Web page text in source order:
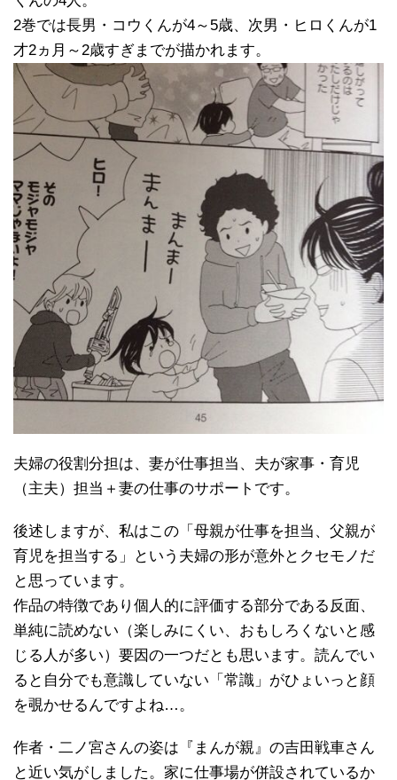
2巻では長男・コウくんが4～5歳、次男・ヒロくんが1
才2ヵ月～2歳すぎまでが描かれます。
夫婦の役割分担は、妻が仕事担当、夫が家事・育児
（主夫）担当＋妻の仕事のサポートです。
後述しますが、私はこの「母親が仕事を担当、父親が
育児を担当する」という夫婦の形が意外とクセモノだ
と思っています。
作品の特徴であり個人的に評価する部分である反面、
単純に読めない（楽しみにくい、おもしろくないと感
じる人が多い）要因の一つだとも思います。読んでい
ると自分でも意識していない「常識」がひょいっと顔
を覗かせるんですよね…。
作者・二ノ宮さんの姿は『まんが親』の吉田戦車さん
と近い気がしました。家に仕事場が併設されているか